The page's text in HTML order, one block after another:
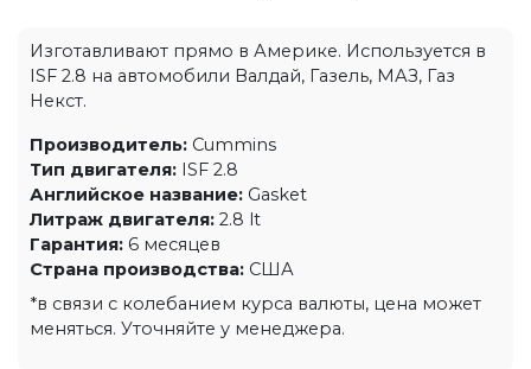
Изготавливают прямо в Америке. Используется в
ISF 2.8 на автомобили Валдай, Газель, МАЗ, Газ
Некст.
Производитель: Cummins
Тип двигателя: ISF 2.8
Английское название: Gasket
Литраж двигателя: 2.8 lt
Гарантия: 6 месяцев
Страна производства: США
*в связи с колебанием курса валюты, цена может
меняться. Уточняйте у менеджера.